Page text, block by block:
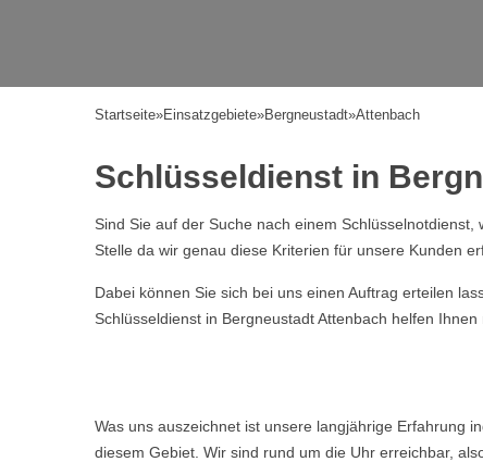
Startseite»Einsatzgebiete»Bergneustadt»Attenbach
Schlüsseldienst in
Sind Sie auf der Suche nach einem
Stelle da wir genau diese Kriterien für unsere Kunden
Dabei können Sie sich bei uns einen Auftrag erteilen
Schlüsseldienst in Bergneustadt Attenbach helfen
Was uns auszeichnet ist unsere langjährige Erfahrung
diesem Gebiet. Wir sind rund um die Uhr erreichbar,